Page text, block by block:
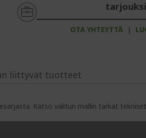
OTA YHTEYTTÄ |
Katso valitun mallin tarkat
liittyvät tuotteet